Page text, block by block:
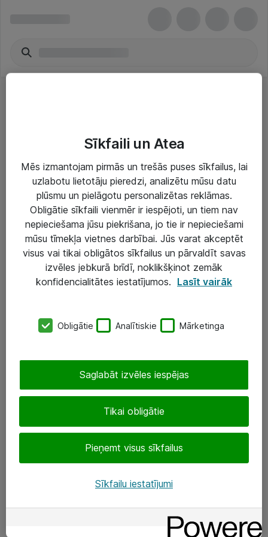
Risinājumi & Pakalpojumi
IT serviss un atbalsts
IT infrastruktūra
Darba vietu IT risinājumi
SIA „ATEA”
+(371) 67 81 90 50
eShop@atea.lv
Sekojiet mums
Sīkfaili un Atea
Mēs izmantojam pirmās un trešās puses sīkfailus, lai
uzlabotu lietotāju pieredzi, analizētu mūsu datu
plūsmu un pielāgotu personalizētas reklāmas.
Obligātie sīkfaili vienmēr ir iespējoti, un tiem nav
nepieciešama jūsu piekrišana, jo tie ir nepieciešami
mūsu tīmekļa vietnes darbībai. Jūs varat akceptēt
visus vai tikai obligātos sīkfailus un pārvaldīt savas
izvēles jebkurā brīdī, noklikšķinot zemāk
konfidencialitātes iestatījumos. Lasīt vairāk
Obligātie Analītiskie Mārketinga
Tikai obligātie
Pieņemt visus sīkfailus
Saglabāt izvēles iespējas
Sīkfailu iestatījumi